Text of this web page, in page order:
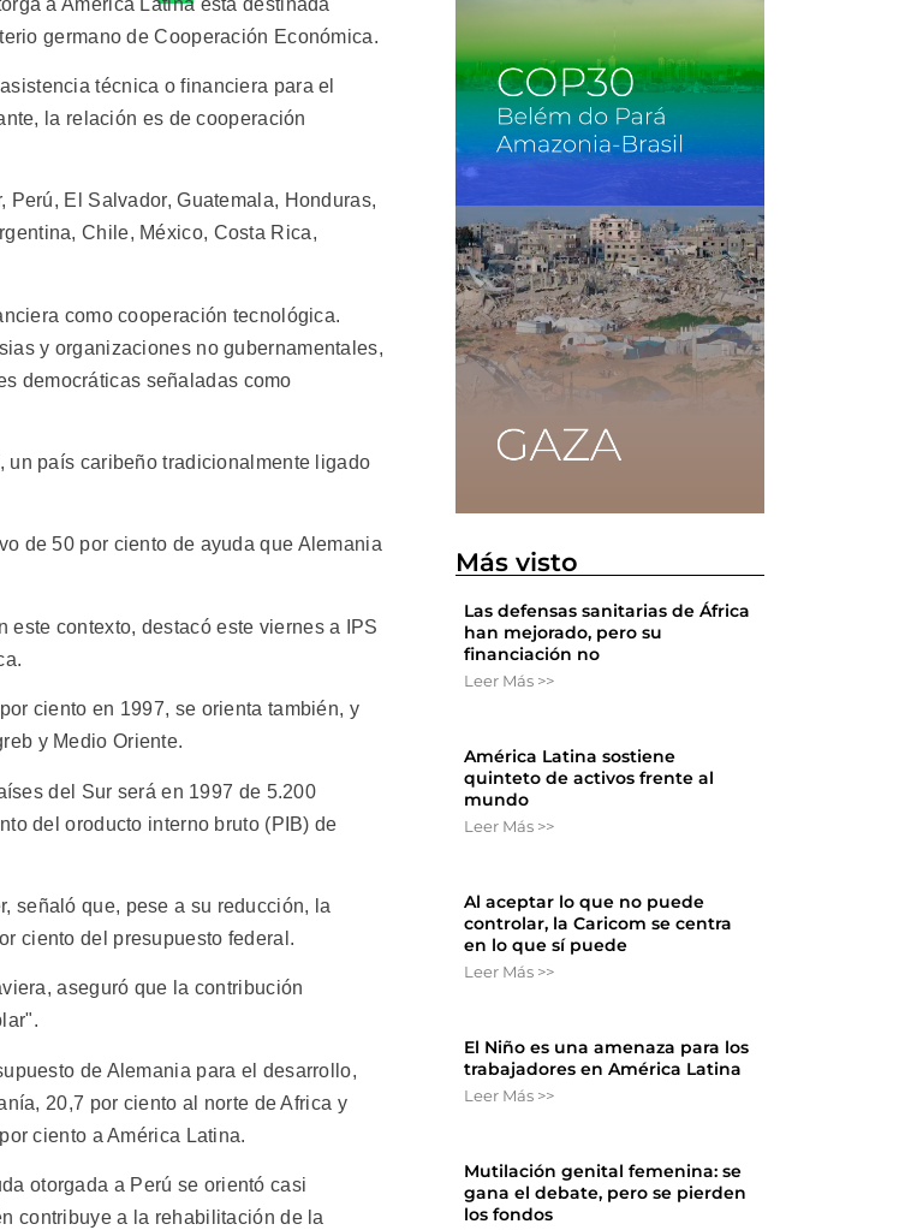
germano de Cooperación Económica.
técnica o financiera para el
la relación es de cooperación
El Salvador, Guatemala, Honduras,
Chile, México, Costa Rica,
como cooperación tecnológica.
y organizaciones no gubernamentales,
democráticas señaladas como
país caribeño tradicionalmente ligado
de 50 por ciento de ayuda que Alemania
este contexto, destacó este viernes a IPS
ciento en 1997, se orienta también, y
y Medio Oriente.
del Sur será en 1997 de 5.200
del oroducto interno bruto (PIB) de
señaló que, pese a su reducción, la
ciento del presupuesto federal.
aseguró que la contribución
de Alemania para el desarrollo,
20,7 por ciento al norte de Africa y
ciento a América Latina.
otorgada a Perú se orientó casi
contribuye a la rehabilitación de la
Más visto
Las defensas sanitarias de África
han mejorado, pero su
financiación no
Leer Más >>
América Latina sostiene
quinteto de activos frente al
mundo
Leer Más >>
Al aceptar lo que no puede
controlar, la Caricom se centra
en lo que sí puede
Leer Más >>
El Niño es una amenaza para los
trabajadores en América Latina
Leer Más >>
Mutilación genital femenina: se
gana el debate, pero se pierden
los fondos